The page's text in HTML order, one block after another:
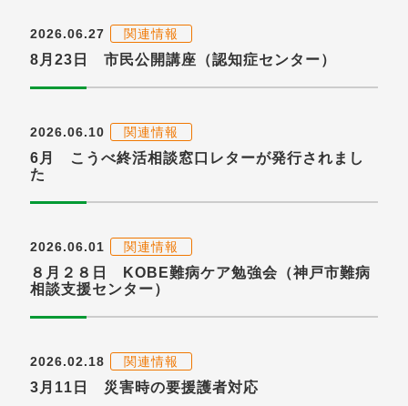
2026.06.27 関連情報
8月23日 市民公開講座（認知症センター）
2026.06.10 関連情報
6月 こうべ終活相談窓口レターが発行されまし
た
2026.06.01 関連情報
８月２８日 KOBE難病ケア勉強会（神戸市難病
相談支援センター）
2026.02.18 関連情報
3月11日 災害時の要援護者対応